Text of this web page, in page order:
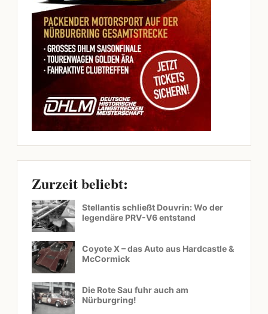
Zurzeit beliebt:
Stellantis schließt Douvrin: Wo der
legendäre PRV-V6 entstand
Coyote X – das Auto aus Hardcastle &
McCormick
Die Rote Sau fuhr auch am
Nürburgring!